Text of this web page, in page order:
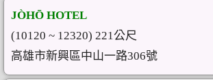
JÒHŌ HOTEL
(10120 ~ 12320) 221公尺
高雄市新興區中山一路306號